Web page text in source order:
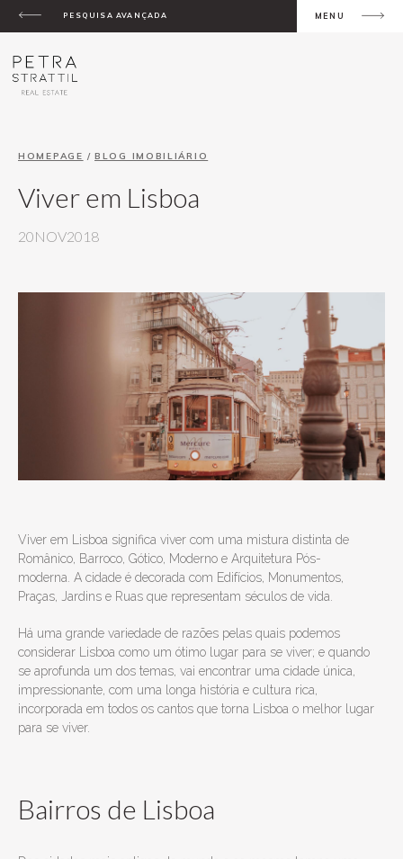
PESQUISA AVANÇADA MENU
HOMEPAGE / BLOG IMOBILIÁRIO
Viver em Lisboa
20NOV2018
Viver em Lisboa significa viver com uma mistura distinta de
Românico, Barroco, Gótico, Moderno e Arquitetura Pós-
moderna. A cidade é decorada com Edifícios, Monumentos,
Praças, Jardins e Ruas que representam séculos de vida.
Há uma grande variedade de razões pelas quais podemos
considerar Lisboa como um ótimo lugar para se viver; e quando
se aprofunda um dos temas, vai encontrar uma cidade única,
impressionante, com uma longa história e cultura rica,
incorporada em todos os cantos que torna Lisboa o melhor lugar
para se viver.
Bairros de Lisboa